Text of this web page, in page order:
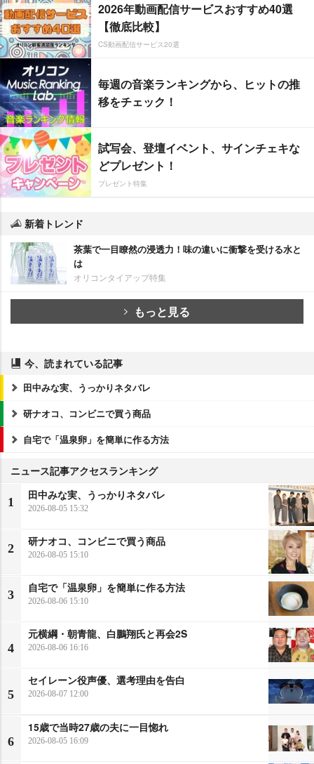
2026年動画配信サービスおすすめ40選
【徹底比較】
CS動画配信サービス20選
毎週の音楽ランキングから、ヒットの推
移をチェック！
試写会、登壇イベント、サインチェキな
どプレゼント！
プレゼント特集
新着トレンド
茶葉で一目瞭然の浸透力！味の違いに衝撃を受ける水と
は
オリコンタイアップ特集
もっと見る
今、読まれている記事
田中みな実、うっかりネタバレ
研ナオコ、コンビニで買う商品
自宅で「温泉卵」を簡単に作る方法
ニュース記事アクセスランキング
1
田中みな実、うっかりネタバレ
2026-08-05 15:32
2
研ナオコ、コンビニで買う商品
2026-08-05 15:10
3
自宅で「温泉卵」を簡単に作る方法
2026-08-06 15:10
4
元横綱・朝青龍、白鵬翔氏と再会2S
2026-08-06 16:16
5
セイレーン役声優、選考理由を告白
2026-08-07 12:00
6
15歳で当時27歳の夫に一目惚れ
2026-08-05 16:09